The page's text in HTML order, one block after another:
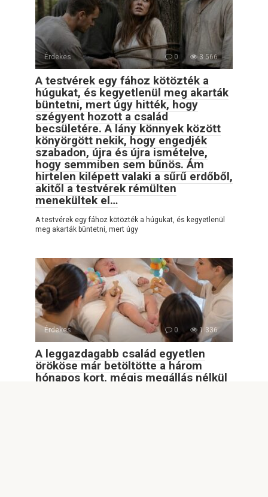
Érdekes 0 3 566
A testvérek egy fához kötözték a
húgukat, és kegyetlenül meg akarták
büntetni, mert úgy hitték, hogy
szégyent hozott a család
becsületére. A lány könnyek között
könyörgött nekik, hogy engedjék
szabadon, újra és újra ismételve,
hogy semmiben sem bűnös. Ám
hirtelen kilépett valaki a sűrű erdőből,
akitől a testvérek rémülten
menekültek el…
A testvérek egy fához kötözték a húgukat, és kegyetlenül
meg akarták büntetni, mert úgy
Érdekes 0 1 336
A leggazdagabb család egyetlen
örököse már betöltötte a három
hónapos kort, mégis megállás nélkül